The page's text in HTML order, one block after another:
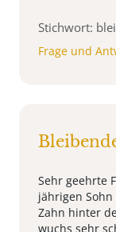
Stichwort:
Frage und
Sehr geehrte
jährigen
Zahn hinter
wuchs sehr